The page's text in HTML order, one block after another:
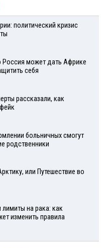
политический кризис
Россия может дать Африке
себя
рассказали, как
больничных смогут
родственники
или Путешествие во
на рака: как
изменить правила